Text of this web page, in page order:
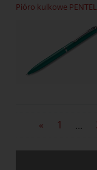
Pióro kulkowe
« 1 ...